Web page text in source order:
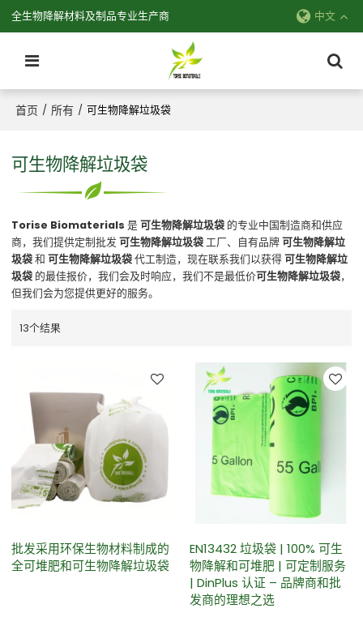
全生物降解材料及制品专业生产商 中文
首页 / 所有 / 可生物降解垃圾袋
可生物降解垃圾袋
Torise Biomaterials 是可生物降解垃圾袋 的专业中国制造商和供应
商，我们提供定制批发可生物降解垃圾袋工厂、自有品牌可生物降解垃
圾袋和可生物降解垃圾袋代工制造，现在联系我们以获得可生物降解垃
圾袋 的最佳报价，我们会及时响应，我们不是最低价可生物降解垃圾袋，
但我们会为您提供更好的服务。
13个结果
批发采用环保生物材料制成的
全可堆肥和可生物降解垃圾袋
EN13432 垃圾袋 | 100% 可生
物降解和可堆肥 | 可定制服务
| DinPlus 认证 – 品牌商和批
发商的理想之选